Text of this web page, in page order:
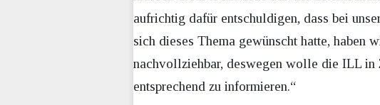
aufrichtig dafür entschuldigen, dass bei
sich dieses Thema gewünscht hatte, haben
nachvollziehbar, deswegen wolle die ILL
entsprechend zu informieren.“